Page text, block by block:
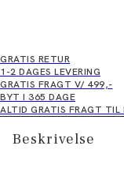
GRATIS RETUR
1-2 DAGES LEVERING
GRATIS FRAGT V/ 499,-
BYT I 365 DAGE
ALTID GRATIS FRAGT TIL
Beskrivelse